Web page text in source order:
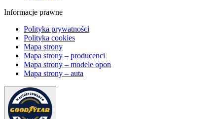
Informacje prawne
Polityka prywatności
Polityka cookies
Mapa strony
Mapa strony – producenci
Mapa strony – modele opon
Mapa strony – auta